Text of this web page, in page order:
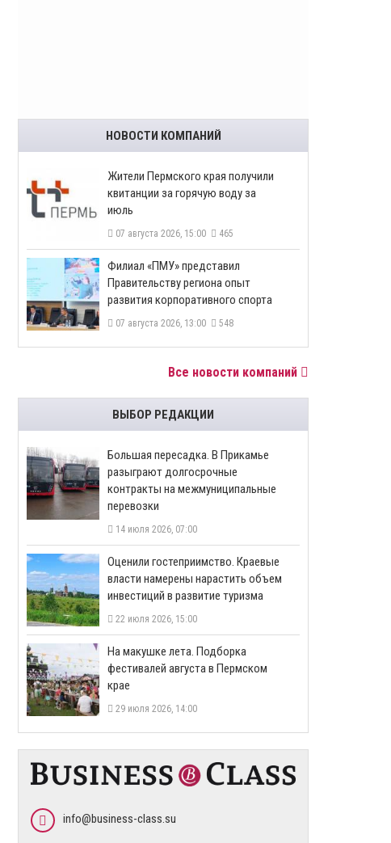
НОВОСТИ КОМПАНИЙ
​Жители Пермского края получили
квитанции за горячую воду за
июль
07 августа 2026, 15:00 465
​Филиал «ПМУ» представил
Правительству региона опыт
развития корпоративного спорта
07 августа 2026, 13:00 548
Все новости компаний
ВЫБОР РЕДАКЦИИ
Большая пересадка. В Прикамье
разыграют долгосрочные
контракты на межмуниципальные
перевозки
14 июля 2026, 07:00
Оценили гостеприимство. Краевые
власти намерены нарастить объем
инвестиций в развитие туризма
22 июля 2026, 15:00
На макушке лета. Подборка
фестивалей августа в Пермском
крае
29 июля 2026, 14:00
info@business-class.su